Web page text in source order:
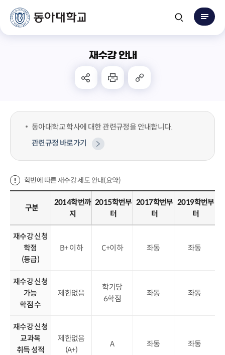
재수강 안내
동아대학교 학사에 대한 관련규정을 안내합니다.
관련규정 바로가기
학번에 따른 재수강 제도 안내(요약)
구분
2014학번까
지
2015학번부
터
2017학번부
터
2019학번부
터
재수강 신청
학점
(등급)
B+ 이하 C+이하 좌동 좌동
재수강 신청
가능
학점 수
제한없음
학기당
6학점
좌동 좌동
재수강 신청
교과목
취득 성적
제한없음
(A+)
A 좌동 좌동